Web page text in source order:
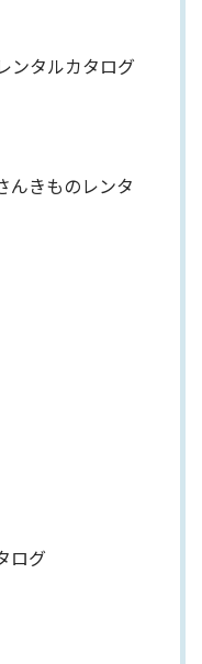
ンタルカタログ
んきものレンタ
ログ